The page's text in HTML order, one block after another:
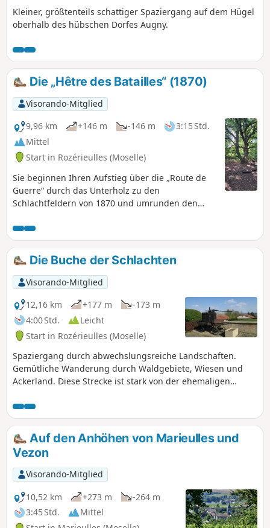
Kleiner, größtenteils schattiger Spaziergang auf dem Hügel
oberhalb des hübschen Dorfes Augny.
Die „Hêtre des Batailles“ (1870)
Visorando-Mitglied
9,96 km
+146 m -146 m
3:15 Std.
Mittel
Start in Rozérieulles (Moselle)
Sie beginnen Ihren Aufstieg über die „Route de
Guerre“ durch das Unterholz zu den
Schlachtfeldern von 1870 und umrunden den
alte „Buche der Schlachten“ zu besichtigen, die
sich auf natürliche Weise durch Ableger vermehrt
hat. Steigen Sie über die „Route du Fort Jeanne
d’Arc“ wieder hinab.
Die Buche der Schlachten
Visorando-Mitglied
12,16 km
+177 m
-173 m
4:00 Std.
Leicht
Start in Rozérieulles (Moselle)
Spaziergang durch abwechslungsreiche Landschaften.
Gemütliche Wanderung durch Waldgebiete, Wiesen und
Ackerland. Diese Strecke ist stark von der ehemaligen
Auf den Anhöhen von Marieulles und
Vezon
Visorando-Mitglied
10,52 km
+273 m
-264 m
3:45 Std.
Mittel